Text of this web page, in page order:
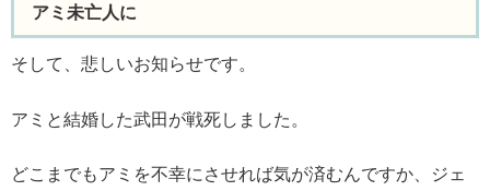
アミ未亡人に
そして、悲しいお知らせです。
アミと結婚した武田が戦死しました。
どこまでもアミを不幸にさせれば気が済むんですか、ジェ